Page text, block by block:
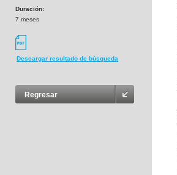
Duración:
7 meses
Descargar resultado de búsqueda
Regresar